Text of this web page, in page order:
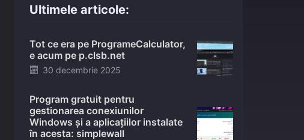
Ultimele articole:
Tot ce era pe ProgrameCalculator,
e acum pe p.clsb.net
Posted
30 decembrie 2025
Program gratuit pentru
gestionarea conexiunilor
Windows și a aplicațiilor instalate
în acesta: simplewall